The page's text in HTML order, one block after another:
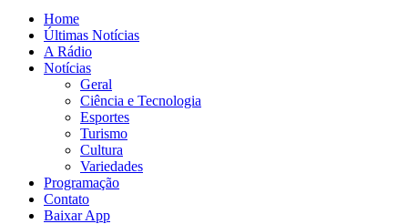
Home
Últimas Notícias
A Rádio
Notícias
Geral
Ciência e Tecnologia
Esportes
Turismo
Cultura
Variedades
Programação
Contato
Baixar App